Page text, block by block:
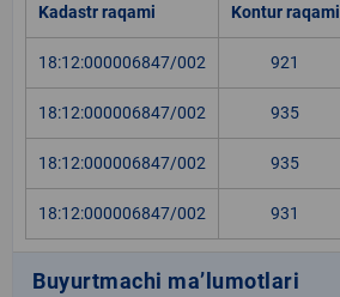
Kadastr raqami Kontur raqami
18:12:000006847/002 921
18:12:000006847/002 935
18:12:000006847/002 935
18:12:000006847/002 931
Buyurtmachi ma’lumotlari